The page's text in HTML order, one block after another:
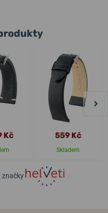
Kč 559 Kč
Skladem
značky